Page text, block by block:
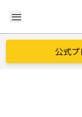
menu
公式